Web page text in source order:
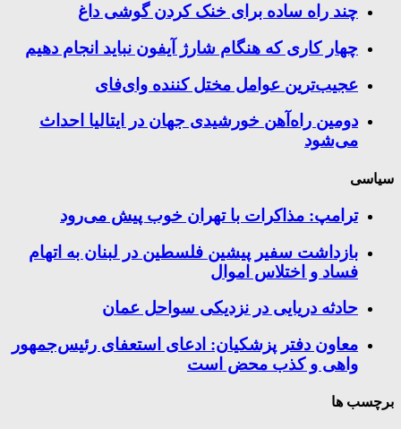
چند راه‌ ساده برای خنک کردن گوشی داغ
چهار کاری که هنگام شارژ آیفون نباید انجام دهیم
عجیب‌ترین عوامل مختل کننده وای‌فای
دومین راه‌آهن خورشیدی جهان در ایتالیا احداث
می‌شود
سیاسی
ترامپ: مذاکرات با تهران خوب پیش می‌رود
بازداشت سفیر پیشین فلسطین در لبنان به اتهام
فساد و اختلاس اموال
حادثه دریایی در نزدیکی سواحل عمان
معاون دفتر پزشکیان: ادعای استعفای رئیس‌جمهور
واهی و کذب محض است
برچسب ها